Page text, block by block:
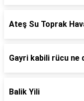
Ateş Su Toprak
Gayri kabili rücu ne
Balik Yili